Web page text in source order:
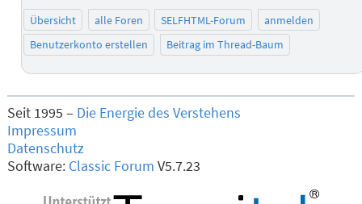
Übersicht alle Foren SELFHTML-Forum
anmelden
Benutzerkonto erstellen
Beitrag im Thread-Baum
Seit 1995 – Die Energie des Verstehens
Impressum
Datenschutz
Software: Classic Forum V5.7.23